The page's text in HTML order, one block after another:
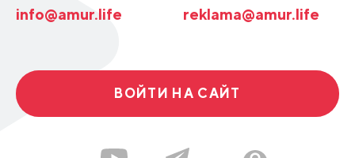
info@amur.life reklama@amur.life
ВОЙТИ НА САЙТ